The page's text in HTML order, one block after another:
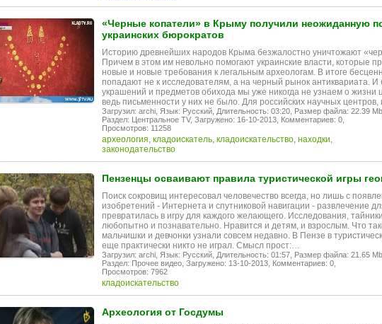
«Черные копатели» в Крыму получили неожиданную
украинских бюрократов
Историю древнейших народов Крыма безжалостно уничтожают
Причем в этом им невольно помогают украинские власти, которые
новые и новые требования к легальным археологам. В итоге
попадают не к исследователям, а на черный рынок антиквариата. И
украшений и предметов обихода мы уже никогда не узнаем о жизни
ведь письменности у них не было. Для российских научных
Загрузил: archi, Язык: Русский, Длительность: 03:20, Размер файла: 22.39 Mb,
Раздел: Центральное TV, Загружено: 16-10-2013, Комментариев: 0,
Просмотров: 11258
археология, кладоискатель, кладоискательство, находки,
законодательство
Пензенцы осваивают правила туристической игры
Поиск сокровищ интересовал человечество всегда, но лишь с
изобретений - Интернета и спутниковой навигации - развлечение
превратилась в игру для каждого желающего. Исследования,
любопытно и познавательно. Нравится и детям, и взрослым. Что
мальчишки и девчонки узнали совсем недавно. В Пензе в
еще практически никто не играл. Смысл прост:…
Загрузил: archi, Язык: Русский, Длительность: 01:57, Размер файла: 21.65 Mb,
Раздел: Прочее видео, Загружено: 13-10-2013, Комментариев: 0,
Просмотров: 7962
кладоискательство
Археология от Госдумы